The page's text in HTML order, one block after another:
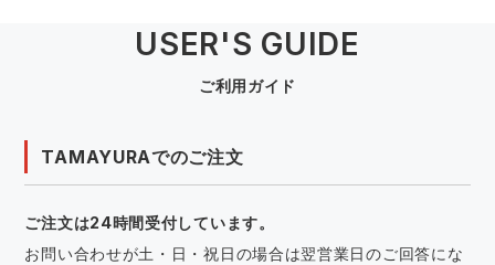
USER'S GUIDE
ご利用ガイド
TAMAYURAでのご注文
ご注文は24時間受付しています。
お問い合わせが土・日・祝日の場合は翌営業日のご回答にな